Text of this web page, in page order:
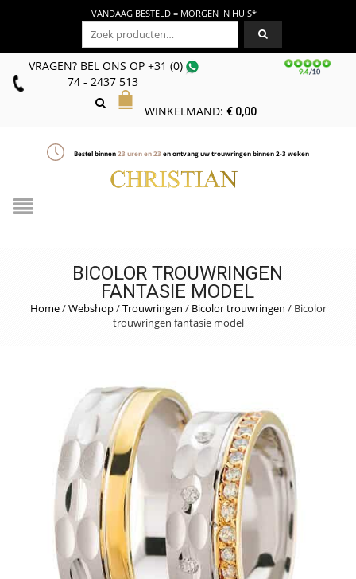
VANDAAG BESTELD = MORGEN IN HUIS*
Zoeken naar:
VRAGEN? BEL ONS OP+31 (0)
74 - 2437 513
WINKELMAND: €0,00
Bestel binnen23uren en23en ontvang uw trouwringen binnen 2-3 weken
BICOLOR TROUWRINGEN
FANTASIE MODEL
Home/Webshop/Trouwringen / Bicolor trouwringen / Bicolor
trouwringen fantasie model